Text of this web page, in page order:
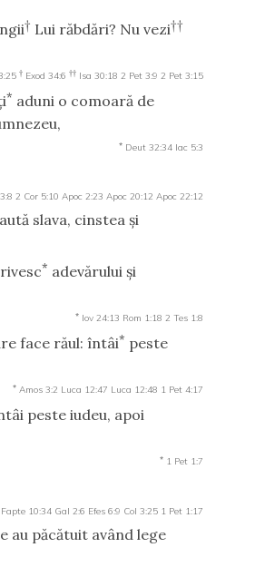
† Lui răbdări? Nu vezi††
† Exod 34:6 †† Isa 30:18 2 Pet 3:9 2 Pet 3:15
* aduni o comoară de
* Deut 32:34 Iac 5:3
2 Cor 5:10 Apoc 2:23 Apoc 20:12 Apoc 22:12
slava, cinstea şi
* adevărului şi
* Iov 24:13 Rom 1:18 2 Tes 1:8
face răul: întâi* peste
* Amos 3:2 Luca 12:47 Luca 12:48 1 Pet 4:17
peste iudeu, apoi
* 1 Pet 1:7
Fapte 10:34 Gal 2:6 Efes 6:9 Col 3:25 1 Pet 1:17
au păcătuit având lege